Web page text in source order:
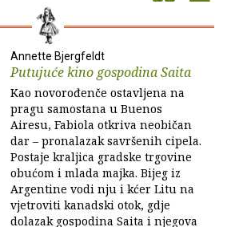
Annette Bjergfeldt
Putujuće kino gospodina Saita
Kao novorođenče ostavljena na
pragu samostana u Buenos
Airesu, Fabiola otkriva neobičan
dar – pronalazak savršenih cipela.
Postaje kraljica gradske trgovine
obućom i mlada majka. Bijeg iz
Argentine vodi nju i kćer Litu na
vjetroviti kanadski otok, gdje
dolazak gospodina Saita i njegova